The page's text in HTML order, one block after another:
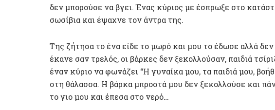
δεν μπορούσε να βγει. Ένας κύριος με έσπρωξε στο
σωσίβια και έψαχνε τον άντρα της.
Της ζήτησα το ένα είδε το μωρό και μου το έδωσε αλλά
έκανε σαν τρελός, οι βάρκες δεν ξεκολλούσαν, παιδιά
έναν κύριο να φωνάζει “Η γυναίκα μου, τα παιδιά μου,
στη θάλασσα. Η βάρκα μπροστά μου δεν ξεκολλούσε και
το γιο μου και έπεσα στο νερό…